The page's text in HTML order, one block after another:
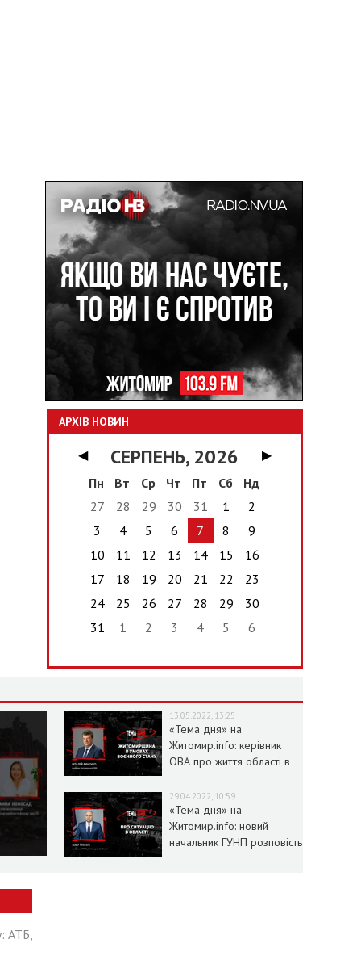
АРХІВ НОВИН
◀ СЕРПЕНЬ, 2026
▶
Пн
Вт Ср Чт Пт Сб
Нд
27
28 29 30 31 1
2
3
4 5 6 7 8
9
10
11 12 13 14 15
16
17
18 19 20 21 22
23
24
25 26 27 28 29
30
31
1 2 3 4 5 6
13.05.2022, 13:25
«Тема дня» на
Житомир.info: керівник
ОВА про життя області в
29.04.2022, 10:59
«Тема дня» на
Житомир.info: новий
начальник ГУНП розповість
АТБ,